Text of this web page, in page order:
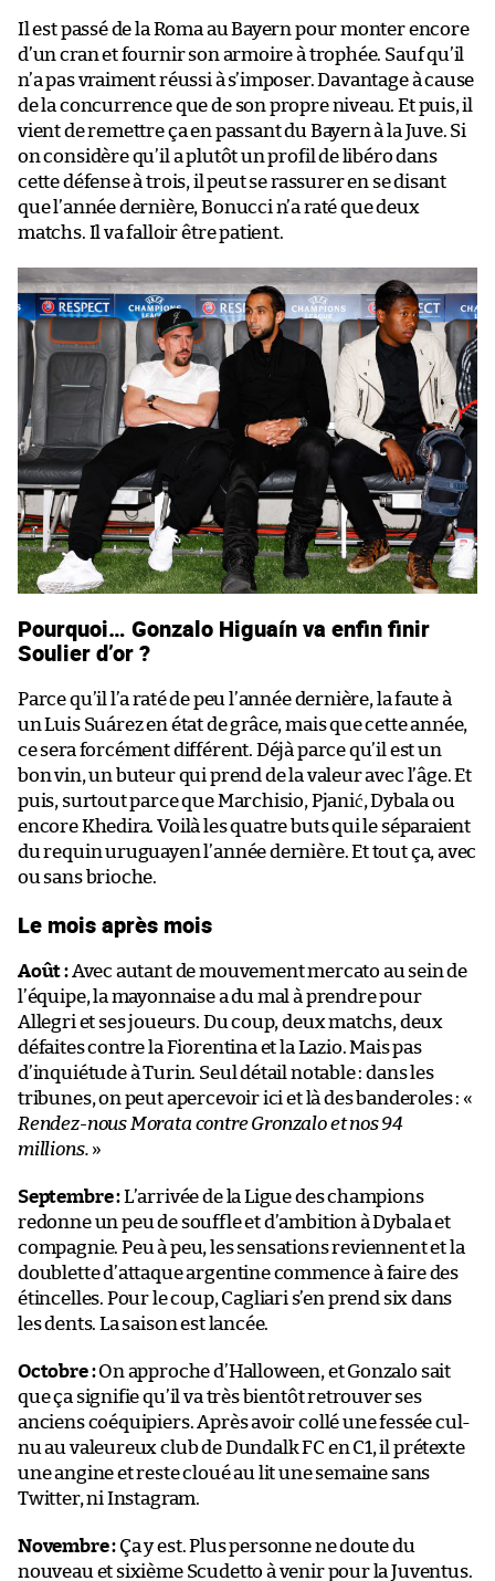
Il est passé de la Roma au Bayern pour monter encore
d’un cran et fournir son armoire à trophée. Sauf qu’il
n’a pas vraiment réussi à s’imposer. Davantage à cause
de la concurrence que de son propre niveau. Et puis, il
vient de remettre ça en passant du Bayern à la Juve. Si
on considère qu’il a plutôt un profil de libéro dans
cette défense à trois, il peut se rassurer en se disant
que l’année dernière, Bonucci n’a raté que deux
matchs. Il va falloir être patient.
Pourquoi… Gonzalo Higuaín va enfin finir
Soulier d’or ?
Parce qu’il l’a raté de peu l’année dernière, la faute à
un Luis Suárez en état de grâce, mais que cette année,
ce sera forcément différent. Déjà parce qu’il est un
bon vin, un buteur qui prend de la valeur avec l’âge. Et
puis, surtout parce que Marchisio, Pjanić, Dybala ou
encore Khedira. Voilà les quatre buts qui le séparaient
du requin uruguayen l’année dernière. Et tout ça, avec
ou sans brioche.
Le mois après mois
Août :Avec autant de mouvement mercato au sein de
l’équipe, la mayonnaise a du mal à prendre pour
Allegri et ses joueurs. Du coup, deux matchs, deux
défaites contre la Fiorentina et la Lazio. Mais pas
d’inquiétude à Turin. Seul détail notable : dans les
tribunes, on peut apercevoir ici et là des banderoles : «
Rendez-nous Morata contre Gronzalo et nos 94
millions. »
Septembre :L’arrivée de la Ligue des champions
redonne un peu de souffle et d’ambition à Dybala et
compagnie. Peu à peu, les sensations reviennent et la
doublette d’attaque argentine commence à faire des
étincelles. Pour le coup, Cagliari s’en prend six dans
les dents. La saison est lancée.
Octobre :On approche d’Halloween, et Gonzalo sait
que ça signifie qu’il va très bientôt retrouver ses
anciens coéquipiers. Après avoir collé une fessée cul-
nu au valeureux club de Dundalk FC en C1, il prétexte
une angine et reste cloué au lit une semaine sans
Twitter, ni Instagram.
Novembre : Ça y est. Plus personne ne doute du
nouveau et sixième Scudetto à venir pour la Juventus.